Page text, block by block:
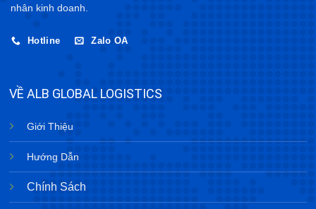
nhân kinh doanh.
Hotline Zalo OA
VỀ ALB GLOBAL LOGISTICS
Giới Thiệu
Hướng Dẫn
Chính Sách